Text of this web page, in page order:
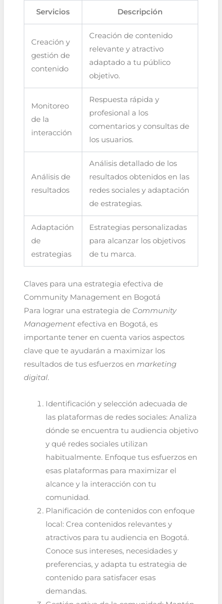
Servicios Descripción
Creación y
gestión de
contenido
Creación de contenido
relevante y atractivo
adaptado a tu público
objetivo.
Monitoreo
de la
interacción
Respuesta rápida y
profesional a los
comentarios y consultas de
los usuarios.
Análisis de
resultados
Análisis detallado de los
resultados obtenidos en las
redes sociales y adaptación
de estrategias.
Adaptación
de
estrategias
Estrategias personalizadas
para alcanzar los objetivos
de tu marca.
Claves para una estrategia efectiva de
Community Management en Bogotá
Para lograr una estrategia de Community
Managementefectiva en Bogotá, es
importante tener en cuenta varios aspectos
clave que te ayudarán a maximizar los
resultados de tus esfuerzos en marketing
digital.
Identificación y selección adecuada de
las plataformas de redes sociales: Analiza
dónde se encuentra tu audiencia objetivo
y qué redes sociales utilizan
habitualmente. Enfoque tus esfuerzos en
esas plataformas para maximizar el
alcance y la interacción con tu
comunidad.
Planificación de contenidos con enfoque
local: Crea contenidos relevantes y
atractivos para tu audiencia en Bogotá.
Conoce sus intereses, necesidades y
preferencias, y adapta tu estrategia de
contenido para satisfacer esas
demandas.